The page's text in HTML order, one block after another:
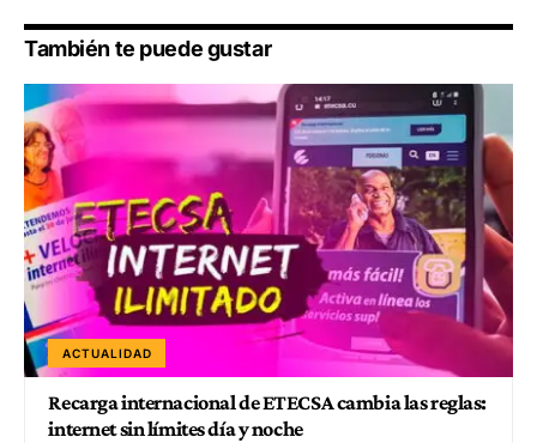
También te puede gustar
ACTUALIDAD
Recarga internacional de ETECSA cambia las reglas:
internet sin límites día y noche